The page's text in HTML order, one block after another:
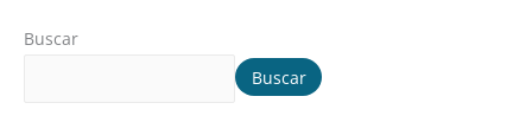
Buscar
Buscar